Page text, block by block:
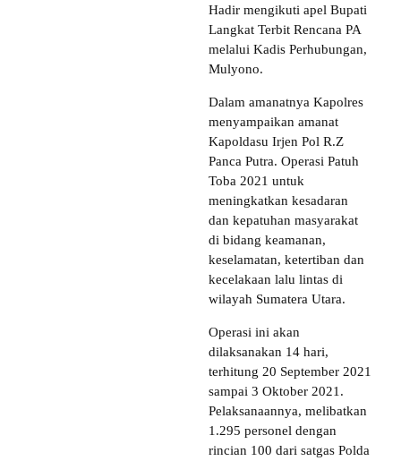
Hadir mengikuti apel Bupati
Langkat Terbit Rencana PA
melalui Kadis Perhubungan,
Mulyono.
Dalam amanatnya Kapolres
menyampaikan amanat
Kapoldasu Irjen Pol R.Z
Panca Putra. Operasi Patuh
Toba 2021 untuk
meningkatkan kesadaran
dan kepatuhan masyarakat
di bidang keamanan,
keselamatan, ketertiban dan
kecelakaan lalu lintas di
wilayah Sumatera Utara.
Operasi ini akan
dilaksanakan 14 hari,
terhitung 20 September 2021
sampai 3 Oktober 2021.
Pelaksanaannya, melibatkan
1.295 personel dengan
rincian 100 dari satgas Polda